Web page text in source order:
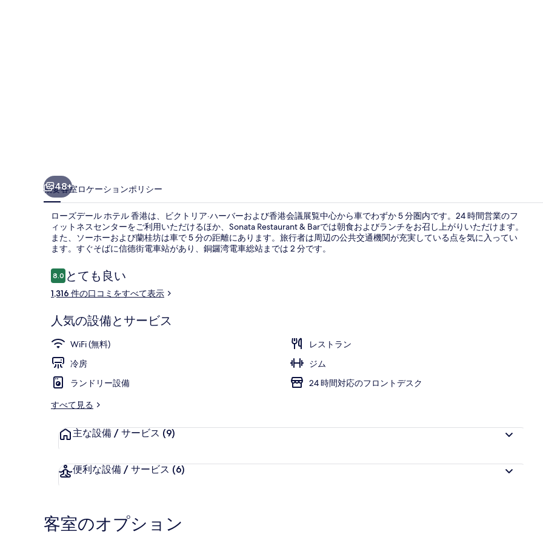
ギ
ャ
ラ
リ
48+
概要客室ロケーションポリシー
ローズデール ホテル 香港は、ビクトリア·ハーバーおよび香港会議展覧中心から車でわずか 5 分圏内です。24 時間営業のフ
ィットネスセンターをご利用いただけるほか、Sonata Restaurant & Barでは朝食およびランチをお召し上がりいただけます。
また、ソーホーおよび蘭桂坊は車で 5 分の距離にあります。旅行者は周辺の公共交通機関が充実している点を気に入ってい
ます。すぐそばに信德街電車站があり、銅鑼湾電車総站までは 2 分です。
口
コ
ミ
8.010段階中8.0
とても良い
1,316 件の口コミをすべて表示
人気の設備とサービス
WiFi (無料)
レストラン
冷房
ジム
ランドリー設備
24 時間対応のフロントデスク
すべて見る
主な設備 / サービス (9)
便利な設備 / サービス (6)
客室のオプション